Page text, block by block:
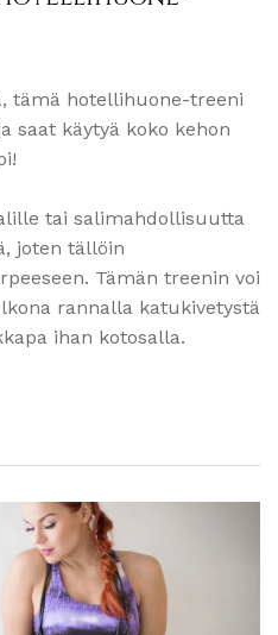
tämä hotellihuone-treeni
saat käytyä koko kehon
tai salimahdollisuutta
joten tällöin
Tämän treenin voi
rannalla katukivetystä
ihan kotosalla.